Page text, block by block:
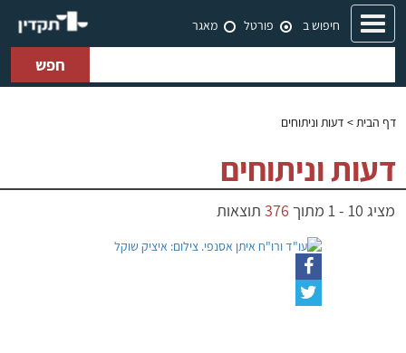
Toggle
navigation
חיפוש ב פורטל מאגר
חפש
דף הבית> דעות וניתוחים
דעות וניתוחים
מציג 10
-
1 מתוך 376 תוצאות